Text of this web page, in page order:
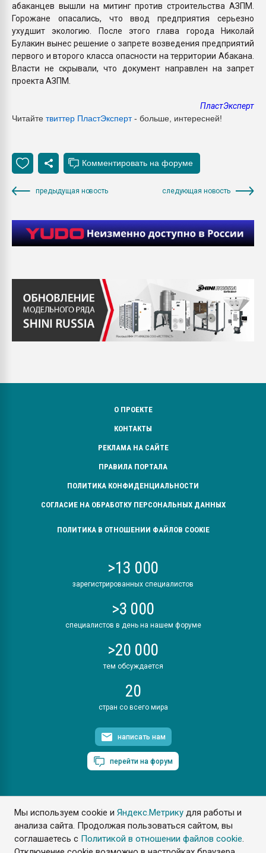
Мы используем cookie иЯндекс.Метрику для работы и
анализа сайта. Продолжая пользоваться сайтом, вы
соглашаетесь с Политикой в отношении файлов cookie.
абаканцев вышли на митинг против строительства АЗПМ.
Горожане опасались, что ввод предприятия серьезно
ухудшит экологию. После этого глава города Николай
Булакин вынес решение о запрете возведения предприятий
первого и второго класса опасности на территории Абакана.
Власти не скрывали, что документ направлен на запрет
проекта АЗПМ.
ПластЭксперт
Читайте твиттер ПластЭксперт- больше, интересней!
предыдущая новость следующая новость
О ПРОЕКТЕ
КОНТАКТЫ
РЕКЛАМА НА САЙТЕ
ПРАВИЛА ПОРТАЛА
ПОЛИТИКА КОНФИДЕНЦИАЛЬНОСТИ
СОГЛАСИЕ НА ОБРАБОТКУ ПЕРСОНАЛЬНЫХ ДАННЫХ
ПОЛИТИКА В ОТНОШЕНИИ ФАЙЛОВ COOKIE
>13 000
зарегистрированных специалистов
>3 000
специалистов в день на нашем форуме
>20 000
тем обсуждается
20
стран со всего мира
написать нам
перейти на форум
ПластЭксперт © 2006. Все права защищены
Разрешается копирование материалов сайта с обязательной
ссылкой на www.e-plastic.ru
Разработка сайта